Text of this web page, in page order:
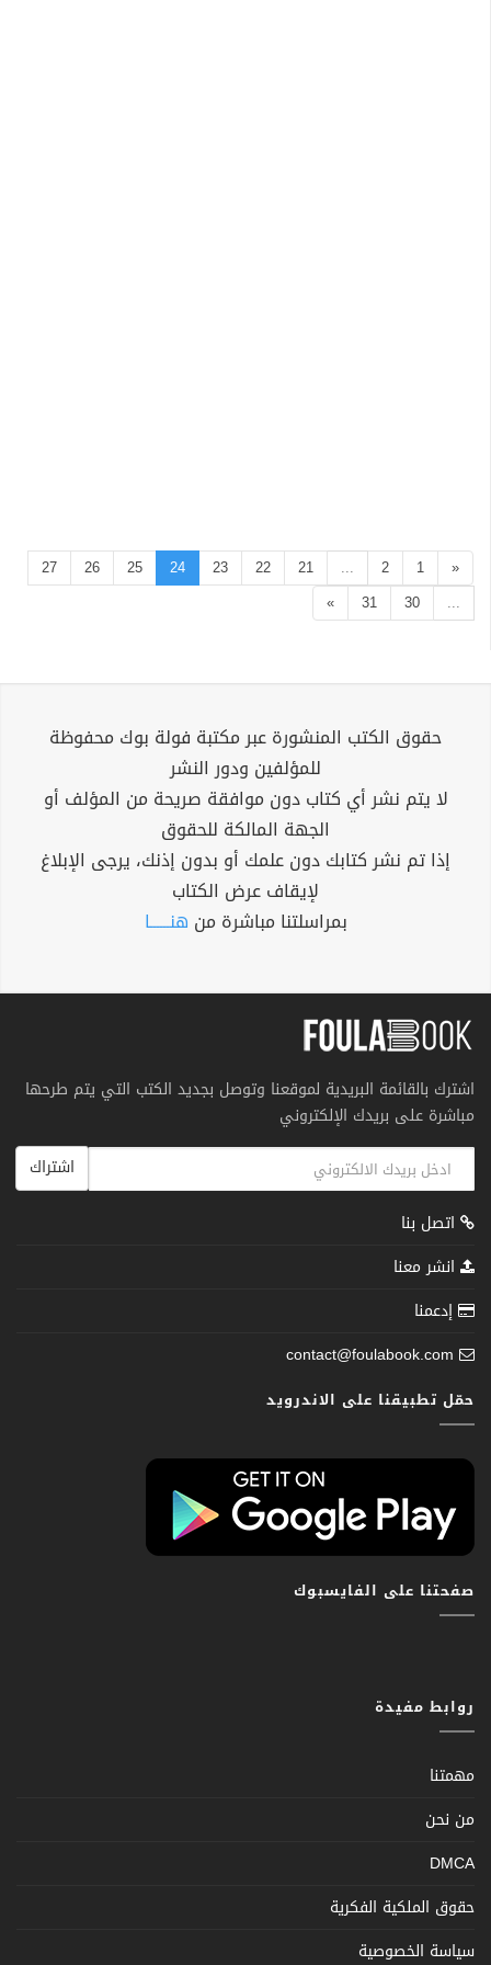
«
1
2
...
21
22
23
24
25
26
27
...
30
31
»
حقوق الكتب المنشورة عبر مكتبة فولة بوك محفوظة
للمؤلفين ودور النشر
لا يتم نشر أي كتاب دون موافقة صريحة من المؤلف أو
الجهة المالكة للحقوق
إذا تم نشر كتابك دون علمك أو بدون إذنك، يرجى الإبلاغ
لإيقاف عرض الكتاب
بمراسلتنا مباشرة من هنــــــا
اشترك بالقائمة البريدية لموقعنا وتوصل بجديد الكتب التي يتم طرحها
مباشرة على بريدك الإلكتروني
اشتراك
اتصل بنا
انشر معنا
إدعمنا
contact@foulabook.com
حمّل تطبيقنا على الاندرويد
صفحتنا على الفايسبوك
روابط مفيدة
مهمتنا
من نحن
DMCA
حقوق الملكية الفكرية
سياسة الخصوصية